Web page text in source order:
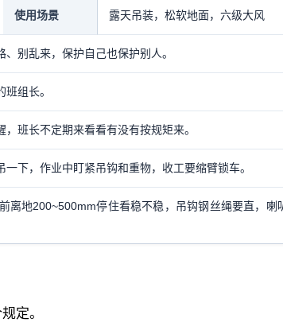
使用场景 露天吊装，松软地面，六级大风
别乱来，保护自己也保护别人。
组长。
班长不定期来看看有没有按规矩来。
下，作业中盯紧吊钩和重物，收工要缩臂锁车。
离地200~500mm停住看稳不稳，吊钩钢丝绳要直，喇
定。